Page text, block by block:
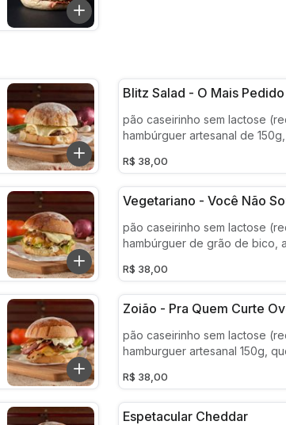
Blitz Salad - O Mais Pedido
pão caseirinho sem lactose
hambúrguer artesanal de
pasteurizado temperada (alho e verde da
R$ 38,00
Vegetariano - Você Não
pão caseirinho sem lactose
hambúrguer de grão de bico,
queijo derretido e maionese
tempero fresco)
R$ 38,00
Zoião - Pra Quem Curte
pão caseirinho sem lactose
hamburguer artesanal 150g,
preparado com a gema dura
R$ 38,00
Espetacular Cheddar